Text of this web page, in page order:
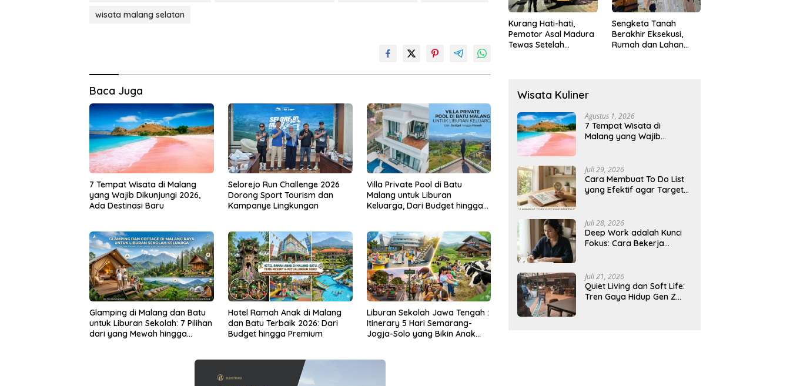
wisata malang selatan
Baca Juga
7 Tempat Wisata di Malang
yang Wajib Dikunjungi 2026,
Ada Destinasi Baru
Selorejo Run Challenge 2026
Dorong Sport Tourism dan
Kampanye Lingkungan
Villa Private Pool di Batu
Malang untuk Liburan
Keluarga, Dari Budget hingga
Glamping di Malang dan Batu
untuk Liburan Sekolah: 7 Pilihan
dari yang Mewah hingga
Hotel Ramah Anak di Malang
dan Batu Terbaik 2026: Dari
Budget hingga Premium
Liburan Sekolah Jawa Tengah :
Itinerary 5 Hari Semarang-
Jogja-Solo yang Bikin Anak
Kurang Hati-hati,
Pemotor Asal Madura
Tewas Setelah
Sengketa Tanah
Berakhir Eksekusi,
Rumah dan Lahan
Wisata Kuliner
Agustus 1, 2026
7 Tempat Wisata di
Malang yang Wajib
Juli 29, 2026
Cara Membuat To Do List
yang Efektif agar Target
Juli 28, 2026
Deep Work adalah Kunci
Fokus: Cara Bekerja
Juli 21, 2026
Quiet Living dan Soft Life:
Tren Gaya Hidup Gen Z